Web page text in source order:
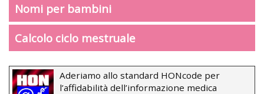
Nomi per bambini
Calcolo ciclo mestruale
Aderiamo allo standard HONcode per
l’affidabilità dell’informazione medica